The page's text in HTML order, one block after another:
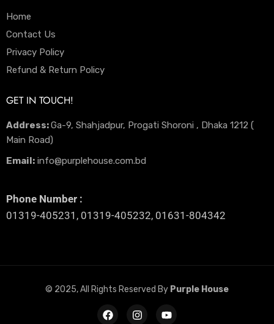
Home
Contact Us
Privacy Policy
Refund & Return Policy
GET IN TOUCH!
Address:Ga-9, Shahjadpur, Progati Shoroni , Dhaka 1212 (
Main Road)
Email: info@purplehouse.com.bd
Phone Number :
01319-405231, 01319-405232, 01631-804342
© 2025, All Rights Reserved By Purple House